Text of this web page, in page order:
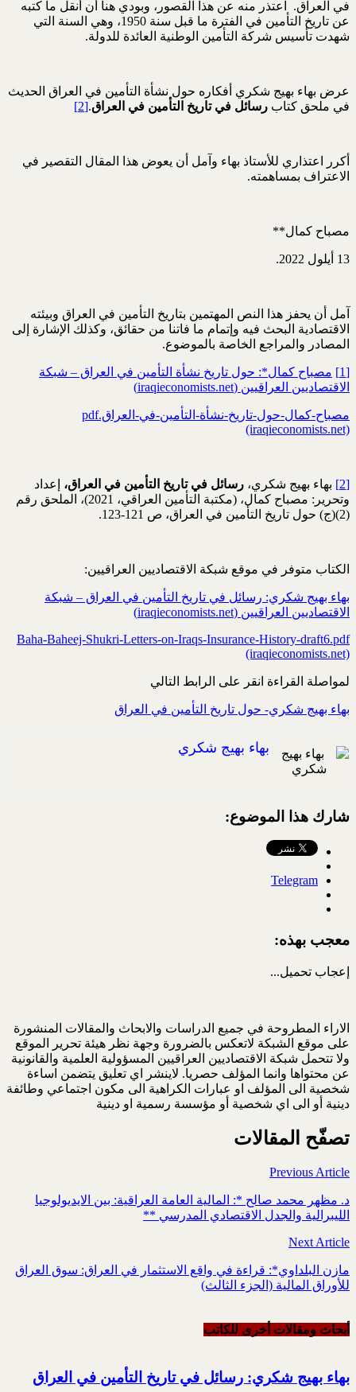
في العراق. اعتذر منه عن هذا القصور، وبودي هنا أن أنقل ما كتبه
عن تاريخ التأمين في الفترة ما قبل سنة 1950، وهي السنة التي
شهدت تأسيس شركة التأمين الوطنية العائدة للدولة.
عرض بهاء بهيج شكري أفكاره حول نشأة التأمين في العراق الحديث
في ملحق كتاب رسائل في تاريخ التأمين في العراق.
[2]
أكرر اعتذاري للأستاذ بهاء وآمل أن يعوض هذا المقال التقصير في
الاعتراف بمساهمته.
مصباح كمال**
13 أيلول 2022.
آمل أن يحفز هذا النص المهتمين بتاريخ التأمين في العراق وبيئته
الاقتصادية البحث فيه وإتمام ما فاتنا من حقائق، وكذلك الإشارة إلى
المصادر والمراجع الخاصة بالموضوع.
[1]
مصباح كمال*: حول تاريخ نشأة التأمين في العراق – شبكة
الاقتصاديين العراقيين (iraqieconomists.net)
مصباح-كمال-حول-تاريخ-نشأة-التأمين-في-العراق.pdf
(iraqieconomists.net)
[2] بهاء بهيج شكري، رسائل في تاريخ التأمين في العراق،
إعداد
وتحرير: مصباح كمال، (مكتبة التأمين العراقي، 2021)،
الملحق رقم
(2)(ج) حول تاريخ التأمين في العراق، ص 121-123.
الكتاب متوفر في موقع شبكة الاقتصاديين العراقيين:
بهاء بهيج شكري: رسائل في تاريخ التأمين في العراق – شبكة
الاقتصاديين العراقيين (iraqieconomists.net)
Baha-Baheej-Shukri-Letters-on-Iraqs-Insurance-History-draft6.pdf
(iraqieconomists.net)
لمواصلة القراءة انقر على الرابط التالي
بهاء بهيج شكري- حول تاريخ التأمين في العراق
بهاء بهيج شكري
شارك هذا الموضوع:
Telegram
معجب بهذه:
إعجاب تحميل...
الاراء المطروحة في جميع الدراسات والابحاث والمقالات المنشورة
على موقع الشبكة لاتعكس بالضرورة وجهة نظر هيئة تحرير الموقع
ولا تتحمل شبكة الاقتصاديين العراقيين المسؤولية العلمية والقانونية
عن محتواها وانما المؤلف حصريا. لاينشر اي تعليق يتضمن اساءة
شخصية الى المؤلف او عبارات الكراهية الى مكون اجتماعي وطائفة
دينية أو الى اي شخصية أو مؤسسة رسمية او دينية
تصفّح المقالات
Previous Article
د. مظهر محمد صالح *: المالية العامة العراقية: بين الايديولوجيا
الليبرالية والجدل الاقتصادي المدرسي **
Next Article
مازن البلداوي*: قراءة في واقع الاستثمار في العراق: سوق العراق
للأوراق المالية (الجزء الثالث)
أبحاث ومقالات أخرى للکاتب
بهاء بهيج شكري: رسائل في تاريخ التأمين في العراق